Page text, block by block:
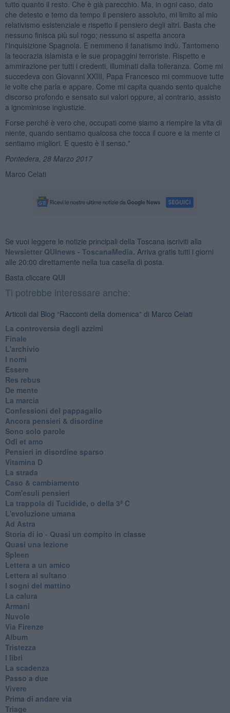
tutto quanto il resto. Che è già parecchio. Ma, in ogni caso, dato
che detesto e temo da tempo il pensiero assoluto, mi limito al mio
relativismo esistenziale e rispetto il pensiero degli altri. Basta che
nessuno finisca più sul rogo; nessuno si aspetta ancora
l'Inquisizione Spagnola. E nemmeno il fanatismo indù. Tantomeno
la teocrazia islamista e le sue propaggini terroriste. Rispetto e
ammirazione per tutti i credenti, illuminati dalla tolleranza. Come mi
succedeva con Giovanni XXIII, Papa Francesco mi commuove tutte
le volte che parla e appare. Come mi capita quando sento qualche
discorso profondo e sensato sui valori oppure, al contrario, assisto
a ignominiose ingiustizie.
Forse perché è vero che, occupati come siamo a riempire la vita di
niente, quando sentiamo qualcosa che tocca il cuore e la mente ci
sentiamo migliori. E questo è il senso."
Pontedera, 28 Marzo 2017
Marco Celati
Se vuoi leggere le notizie principali della Toscana iscriviti alla
Newsletter QUInews - ToscanaMedia. Arriva gratis tutti i giorni
alle 20:00 direttamente nella tua casella di posta.
Basta cliccare QUI
Ti potrebbe interessare anche:
Articoli dal Blog “Racconti della domenica” di Marco Celati
La controversia degli azzimi
Finale
L'archivio
I nomi
Essere
Res rebus
De mente
La marcia
Confessioni del pappagallo
Ancora pensieri & disordine
Sono solo parole
Odi et amo
Pensieri in disordine sparso
Vitamina D
La strada
Caso & cambiamento
Com'esuli pensieri
La trappola di Tucidide, o della 3ª C
L'evoluzione umana
Ad Astra
Storia di io - Quasi un compito in classe
Quasi una lezione
Spleen
Lettera a un amico
Lettera al sultano
I sogni del mattino
La calura
Armani
Nuvole
Via Firenze
Album
Tristezza
I libri
La scadenza
Passo a due
Vivere
Prima di andare via
Triage